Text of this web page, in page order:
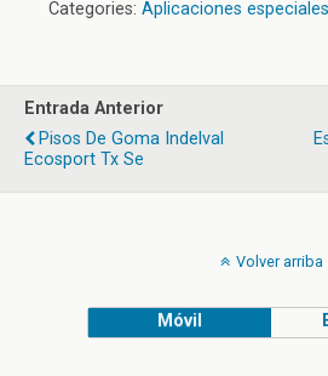
Categories: Aplicaciones especiales
Entrada Anterior
Pisos De Goma Indelval
Ecosport Tx Se
Volver arriba
Móvil